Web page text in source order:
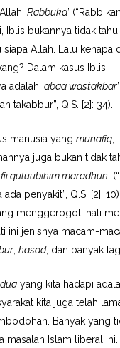
‘Rabbuka’ (“Rabb
Iblis bukannya tidak
siapa Allah. Lalu kenapa
Dalam kasus Iblis,
adalah ‘abaa wastakbar’
takabbur”, Q.S. [2]: 34).
manusia yang munafiq
juga bukan tidak
fii quluubihim maradhun’
ada penyakit”, Q.S. [2]:
menggerogoti hati
ini jenisnya macam-
hasad, dan banyak
yang kita hadapi
kita juga telah
Banyak yang
masalah Islam liberal ini.